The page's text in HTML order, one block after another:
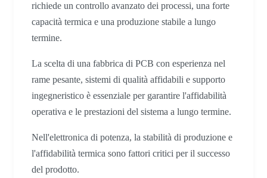
richiede un controllo avanzato dei processi, una forte
capacità termica e una produzione stabile a lungo
termine.
La scelta di una fabbrica di PCB con esperienza nel
rame pesante, sistemi di qualità affidabili e supporto
ingegneristico è essenziale per garantire l'affidabilità
operativa e le prestazioni del sistema a lungo termine.
Nell'elettronica di potenza, la stabilità di produzione e
l'affidabilità termica sono fattori critici per il successo
del prodotto.